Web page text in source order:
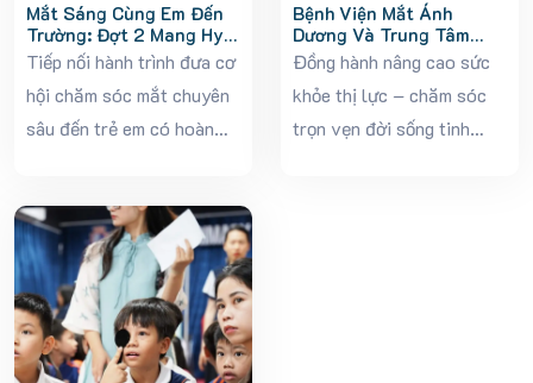
Mắt Sáng Cùng Em Đến
Trường: Đợt 2 Mang Hy
Vọng Cho Trẻ Em Lạng
Sơn
Tiếp nối hành trình đưa cơ
hội chăm sóc mắt chuyên
sâu đến trẻ em có hoàn
Bệnh viện Mắt Ánh Dương
phối hợp cùng Hội Chữ
thập đỏ tỉnh...
Bệnh Viện Mắt Ánh
Dương Và Trung Tâm
Dưỡng Lão Diên Hồng Ký
Kết Hợp Tác Chiến Lược
Toàn Diện
Đồng hành nâng cao sức
khỏe thị lực – chăm sóc
trọn vẹn đời sống tinh